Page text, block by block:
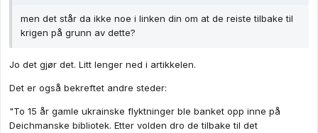
men det står da ikke noe i linken din om at de reiste tilbake til
krigen på grunn av dette?
Jo det gjør det. Litt lenger ned i artikkelen.
Det er også bekreftet andre steder:
"To 15 år gamle ukrainske flyktninger ble banket opp inne på
Deichmanske bibliotek. Etter volden dro de tilbake til det